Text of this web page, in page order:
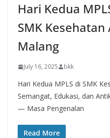
Hari Kedua
SMK Kesehatan
Malang
July 16, 2025 bkk
Hari Kedua MPLS di SMK
Semangat, Edukasi, dan
— Masa Pengenalan
Read More